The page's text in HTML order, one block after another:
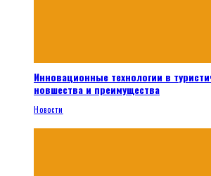
Инновационные технологии в
новшества и преимущества
Новости